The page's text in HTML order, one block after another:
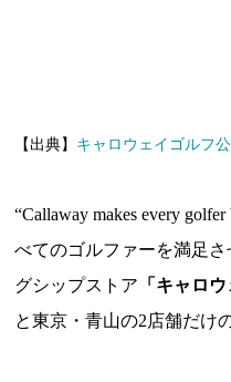
【出典】 キャロウェイゴルフ
“Callaway makes every
べてのゴルファーを満足
グシップストア 「キャロ
と東京・青山の2店舗だけ